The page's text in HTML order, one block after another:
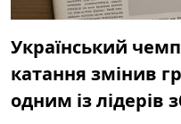
Український
катання змінив
одним із лідерів